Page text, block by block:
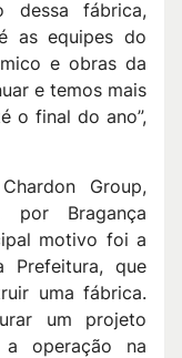
dessa fábrica,
as equipes do
e obras da
e temos mais
o final do ano”,
Group,
por Bragança
motivo foi a
Prefeitura, que
uma fábrica.
um projeto
operação na